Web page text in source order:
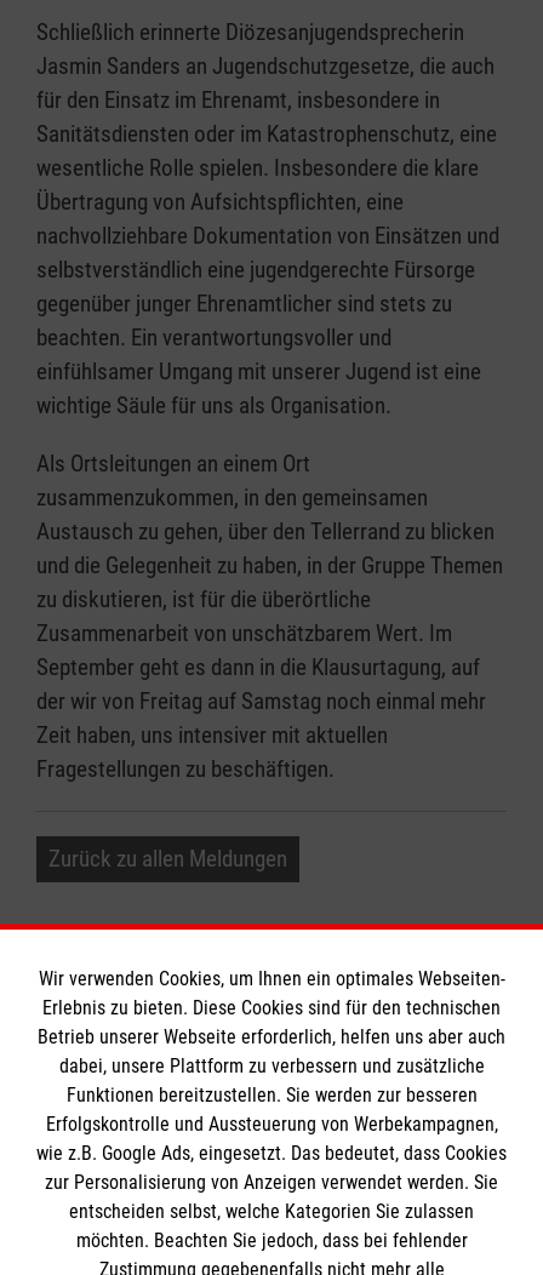
Schließlich erinnerte Diözesanjugendsprecherin
Jasmin Sanders an Jugendschutzgesetze, die auch
für den Einsatz im Ehrenamt, insbesondere in
Sanitätsdiensten oder im Katastrophenschutz, eine
wesentliche Rolle spielen. Insbesondere die klare
Übertragung von Aufsichtspflichten, eine
nachvollziehbare Dokumentation von Einsätzen und
selbstverständlich eine jugendgerechte Fürsorge
gegenüber junger Ehrenamtlicher sind stets zu
beachten. Ein verantwortungsvoller und
einfühlsamer Umgang mit unserer Jugend ist eine
wichtige Säule für uns als Organisation.
Als Ortsleitungen an einem Ort
zusammenzukommen, in den gemeinsamen
Austausch zu gehen, über den Tellerrand zu blicken
und die Gelegenheit zu haben, in der Gruppe Themen
zu diskutieren, ist für die überörtliche
Zusammenarbeit von unschätzbarem Wert. Im
September geht es dann in die Klausurtagung, auf
der wir von Freitag auf Samstag noch einmal mehr
Zeit haben, uns intensiver mit aktuellen
Fragestellungen zu beschäftigen.
Zurück zu allen Meldungen
Informationen
Impressum
Datenschutz
Kontakt
Barrierefreiheit
Die Malteser
Malteser in Deutschland
Wir verwenden Cookies, um Ihnen ein optimales Webseiten-
Erlebnis zu bieten. Diese Cookies sind für den technischen
Betrieb unserer Webseite erforderlich, helfen uns aber auch
dabei, unsere Plattform zu verbessern und zusätzliche
Funktionen bereitzustellen. Sie werden zur besseren
Erfolgskontrolle und Aussteuerung von Werbekampagnen,
wie z.B. Google Ads, eingesetzt. Das bedeutet, dass Cookies
zur Personalisierung von Anzeigen verwendet werden. Sie
entscheiden selbst, welche Kategorien Sie zulassen
möchten. Beachten Sie jedoch, dass bei fehlender
Zustimmung gegebenenfalls nicht mehr alle